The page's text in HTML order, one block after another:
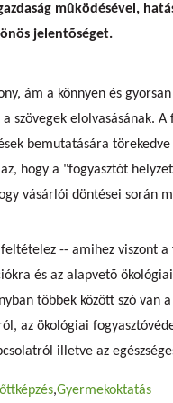
mûködésével,
jelentõséget.
ám a könnyen és
szövegek elolvasásának. A
bemutatására
hogy a "fogyasztót
vásárlói döntései során
-- amihez viszont a
és az alapvetõ ökológiai
többek között szó van
az ökológiai
illetve az
Gyermekoktatás